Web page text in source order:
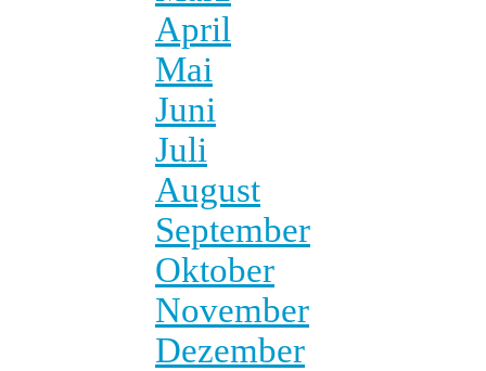
April
Mai
Juni
Juli
August
September
Oktober
November
Dezember